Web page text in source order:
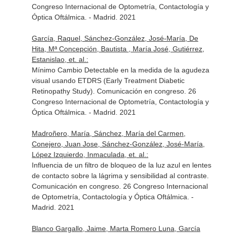
Congreso Internacional de Optometría, Contactología y
Óptica Oftálmica. - Madrid. 2021
García, Raquel, Sánchez-González, José-María, De
Hita, Mª Concepción, Bautista , María José, Gutiérrez,
Estanislao, et. al.:
Mínimo Cambio Detectable en la medida de la agudeza
visual usando ETDRS (Early Treatment Diabetic
Retinopathy Study). Comunicación en congreso. 26
Congreso Internacional de Optometría, Contactología y
Óptica Oftálmica. - Madrid. 2021
Madroñero, María, Sánchez, María del Carmen,
Conejero, Juan Jose, Sánchez-González, José-María,
López Izquierdo, Inmaculada, et. al.:
Influencia de un filtro de bloqueo de la luz azul en lentes
de contacto sobre la lágrima y sensibilidad al contraste.
Comunicación en congreso. 26 Congreso Internacional
de Optometría, Contactología y Óptica Oftálmica. -
Madrid. 2021
Blanco Gargallo, Jaime, Marta Romero Luna, García